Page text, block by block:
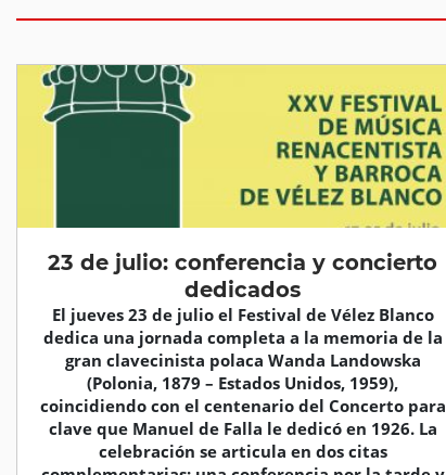
23 de julio: conferencia y concierto
dedicados
El jueves 23 de julio el Festival de Vélez Blanco
dedica una jornada completa a la memoria de la
gran clavecinista polaca Wanda Landowska
(Polonia, 1879 – Estados Unidos, 1959),
coincidiendo con el centenario del Concerto para
clave que Manuel de Falla le dedicó en 1926. La
celebración se articula en dos citas